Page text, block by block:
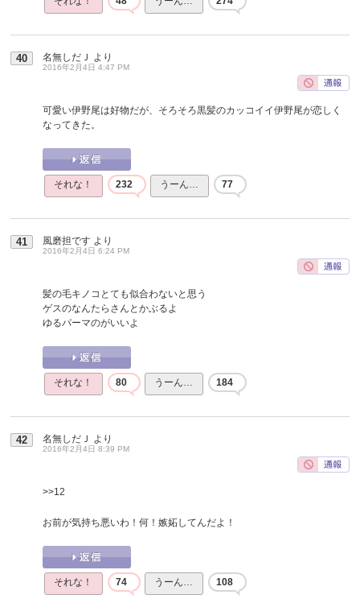
40 名無しだＪ より
2016年2月4日 4:47 PM
可愛い伊野尾は好物だが、そろそろ黒髪のカッコイイ伊野尾が恋しく
なってきた。
それな！ 232 うーん… 77
41 風磨担です より
2016年2月4日 6:24 PM
髪の毛キノコとても似合わないと思う
ゲスのなんたらさんとかぶるよ
ゆるパーマのがいいよ
それな！ 80 うーん… 184
42 名無しだＪ より
2016年2月4日 8:39 PM
>>12
お前が気持ち悪いわ！何！嫉妬してんだよ！
それな！ 74 うーん… 108